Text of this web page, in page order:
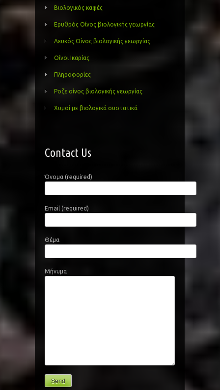
Βιολογικός καφές
Ερυθρός Οίνος βιολογικής γεωργίας
Λευκός Οίνος βιολογικής γεωργίας
Οίνοι Ικαρίας
Πληροφορίες
Ροζε οίνος βιολογικής γεωργίας
Χυμοί με βιολογικά συστατικά
Contact Us
Όνομα (required)
Email (required)
Θέμα
Μήνυμα